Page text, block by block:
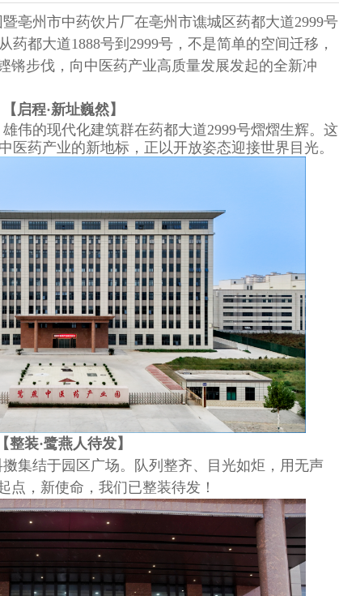
暨亳州市中药饮片厂在亳州市谯城区药都大道2999号
都大道1888号到2999号，不是简单的空间迁移，
锵步伐，向中医药产业高质量发展发起的全新冲
【启程·新址巍然】
伟的现代化建筑群在药都大道2999号熠熠生辉。这
药产业的新地标，正以开放姿态迎接世界目光。
【整装·鹭燕人待发】
集结于园区广场。队列整齐、目光如炬，用无声
，新使命，我们已整装待发！